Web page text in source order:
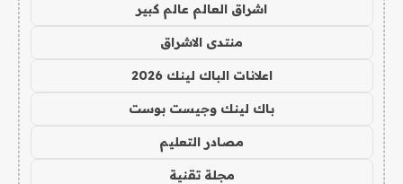
اشراق العالم عالم كبير
منتدى الاشراق
اعلانات الباك لينك 2026
باك لينك وجيست بوست
مصادر التعليم
مجلة تقنية